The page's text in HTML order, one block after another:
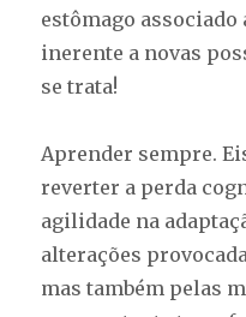
estômago associado
inerente a novas
se trata!
Aprender sempre.
reverter a perda
agilidade na
alterações
mas também pelas